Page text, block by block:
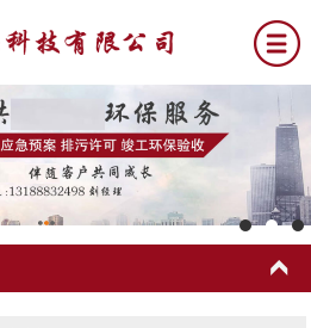
网站首页
关于我们
公司新闻